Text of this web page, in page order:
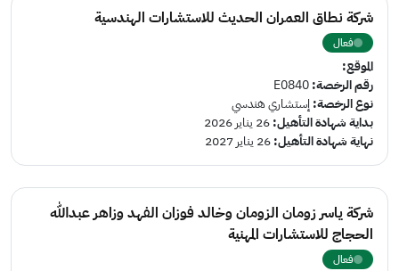
شركة نطاق العمران الحديث للاستشارات الهندسية
فعال
الموقع:
رقم الرخصة:E0840
نوع الرخصة: إستشاري هندسي
بداية شهادة التأهيل:26 يناير 2026
نهاية شهادة التأهيل:26 يناير 2027
شركة ياسر زومان الزومان وخالد فوزان الفهد وزاهر عبدالله
الحجاج للاستشارات المهنية
فعال